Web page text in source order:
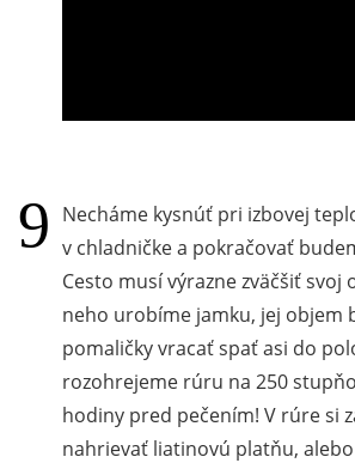
Necháme kysnúť pri izbovej
v chladničke a pokračovať
Cesto musí výrazne zväčšiť svoj
neho urobíme jamku, jej objem
pomaličky vracať spať asi do
rozohrejeme rúru na 250
hodiny pred pečením! V rúre si
nahrievať liatinovú platňu,